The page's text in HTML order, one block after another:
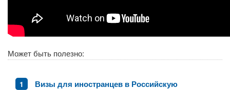
Может быть полезно:
Визы для иностранцев в Российскую